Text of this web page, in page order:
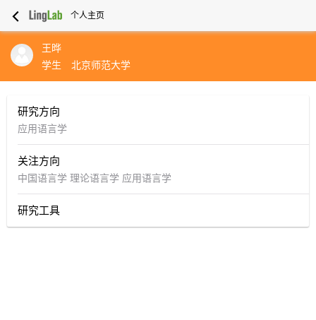
个人主页
王晔
学生
北京师范大学
研究方向
应用语言学
关注方向
中国语言学 理论语言学 应用语言学
研究工具